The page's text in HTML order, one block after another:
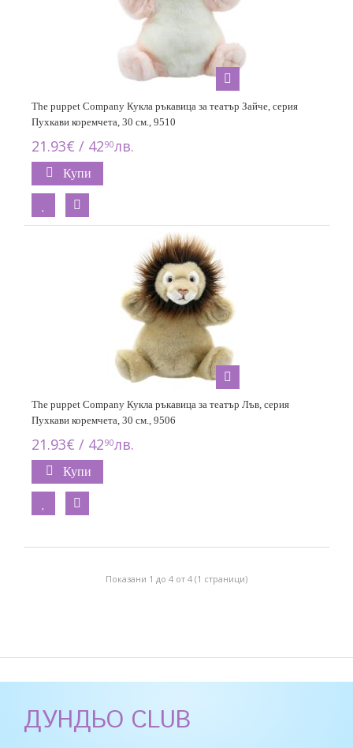
The puppet Company Кукла ръкавица за театър Зайче, серия
Пухкави коремчета, 30 см., 9510
21.93€ / 4290лв.
Купи
The puppet Company Кукла ръкавица за театър Лъв, серия
Пухкави коремчета, 30 см., 9506
21.93€ / 4290лв.
Купи
Показани 1 до 4 от 4 (1 страници)
ДУНДЬО CLUB